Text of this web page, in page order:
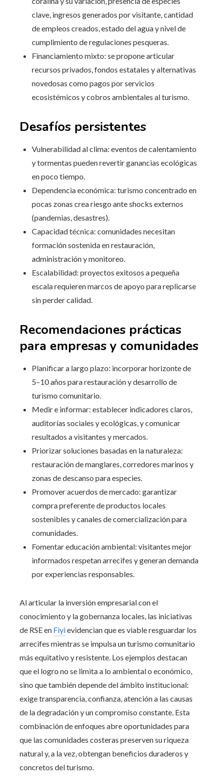
clave, ingresos generados por visitante, cantidad
de empleos creados, estado del agua y nivel de
cumplimiento de regulaciones pesqueras.
Financiamiento mixto: se propone articular
recursos privados, fondos estatales y alternativas
novedosas como pagos por servicios
ecosistémicos y cobros ambientales al turismo.
Desafíos persistentes
Vulnerabilidad al clima: eventos de calentamiento
y tormentas pueden revertir ganancias ecológicas
en poco tiempo.
Dependencia económica: turismo concentrado en
pocas zonas crea riesgo ante shocks externos
(pandemias, desastres).
Capacidad técnica: comunidades necesitan
formación sostenida en restauración,
administración y monitoreo.
Escalabilidad: proyectos exitosos a pequeña
escala requieren marcos de apoyo para replicarse
sin perder calidad.
Recomendaciones prácticas
para empresas y comunidades
Planificar a largo plazo: incorporar horizonte de
5–10 años para restauración y desarrollo de
turismo comunitario.
Medir e informar: establecer indicadores claros,
auditorías sociales y ecológicas, y comunicar
resultados a visitantes y mercados.
Priorizar soluciones basadas en la naturaleza:
restauración de manglares, corredores marinos y
zonas de descanso para especies.
Promover acuerdos de mercado: garantizar
compra preferente de productos locales
sostenibles y canales de comercialización para
comunidades.
Fomentar educación ambiental: visitantes mejor
informados respetan arrecifes y generan demanda
por experiencias responsables.
Al articular la inversión empresarial con el
conocimiento y la gobernanza locales, las iniciativas
de RSE en Fiyievidencian que es viable resguardar los
arrecifes mientras se impulsa un turismo comunitario
más equitativo y resistente. Los ejemplos destacan
que el logro no se limita a lo ambiental o económico,
sino que también depende del ámbito institucional:
exige transparencia, confianza, atención a las causas
de la degradación y un compromiso constante. Esta
combinación de enfoques abre oportunidades para
que las comunidades costeras preserven su riqueza
natural y, a la vez, obtengan beneficios duraderos y
concretos del turismo.